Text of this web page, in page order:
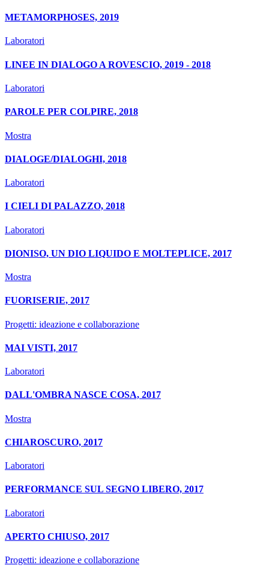
METAMORPHOSES, 2019
Laboratori
LINEE IN DIALOGO A ROVESCIO, 2019 - 2018
Laboratori
PAROLE PER COLPIRE, 2018
Mostra
DIALOGE/DIALOGHI, 2018
Laboratori
I CIELI DI PALAZZO, 2018
Laboratori
DIONISO, UN DIO LIQUIDO E MOLTEPLICE, 2017
Mostra
FUORISERIE, 2017
Progetti: ideazione e collaborazione
MAI VISTI, 2017
Laboratori
DALL'OMBRA NASCE COSA, 2017
Mostra
CHIAROSCURO, 2017
Laboratori
PERFORMANCE SUL SEGNO LIBERO, 2017
Laboratori
APERTO CHIUSO, 2017
Progetti: ideazione e collaborazione